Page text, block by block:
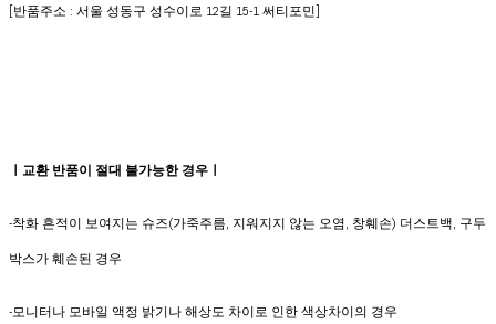
[반품주소 : 서울 성동구 성수이로 12길 15-1 써티포민]
ㅣ교환 반품이 절대 불가능한 경우ㅣ
-착화 흔적이 보여지는 슈즈(가죽주름, 지워지지 않는 오염, 창훼손) 더스트백, 구두
박스가 훼손된 경우
-모니터나 모바일 액정 밝기나 해상도 차이로 인한 색상차이의 경우